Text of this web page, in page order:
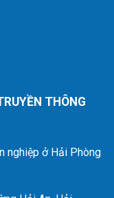
THÔNG
nghiệp ở Hải Phòng